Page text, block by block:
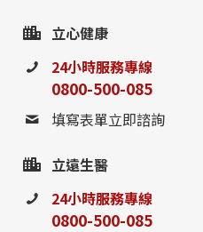
立心健康
24小時服務專線
0800-500-085
填寫表單立即諮詢
立遠生醫
24小時服務專線
0800-500-085